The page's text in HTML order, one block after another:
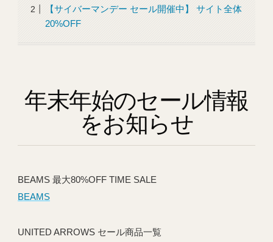
【サイバーマンデー セール開催中】 サイト全体
20%OFF
年末年始のセール情報
をお知らせ
BEAMS 最大80%OFF TIME SALE
BEAMS
UNITED ARROWS セール商品一覧